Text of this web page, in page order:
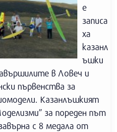
е
записа
ха
казанл
ъшки
в Ловеч и
първенства за
Казанлъшкият
за пореден път
с 8 медала от